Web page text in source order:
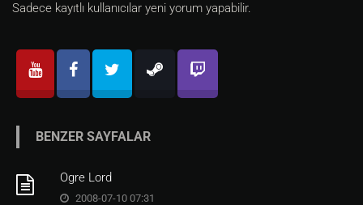
Sadece kayıtlı kullanıcılar yeni yorum yapabilir.
BENZER SAYFALAR
Ogre Lord
2008-07-10 07:31